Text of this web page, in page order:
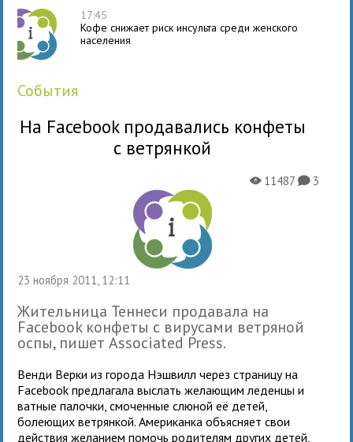
17:45
Кофе снижает риск инсульта среди женского
населения
события
На Facebook продавались конфеты
с ветрянкой
23 ноября 2011, 12:11
X11487K3
Жительница Теннеси продавала на
Facebook конфеты с вирусами ветряной
оспы, пишет Associated Press.
Венди Верки из города Нэшвилл через страницу на
Facebook предлагала выслать желающим леденцы и
ватные палочки, смоченные слюной её детей,
болеющих ветрянкой. Американка объясняет свои
действия желанием помочь родителям других детей,